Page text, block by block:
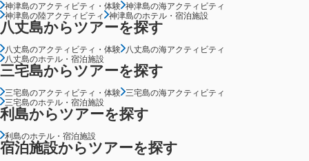
神津島のアクティビティ・体験 神津島の海アクティビティ
神津島の陸アクティビティ
神津島のホテル・宿泊施設
八丈島からツアーを探す
八丈島のアクティビティ・体験
八丈島の海アクティビティ
八丈島のホテル・宿泊施設
三宅島からツアーを探す
三宅島のアクティビティ・体験 三宅島の海アクティビティ
三宅島のホテル・宿泊施設
利島からツアーを探す
利島のホテル・宿泊施設
宿泊施設からツアーを探す